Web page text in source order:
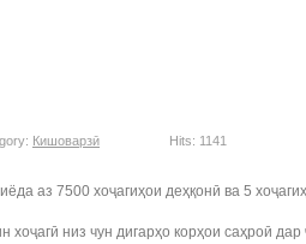
Кишоварзӣ Hits: 1141
аз 7500 хоҷагиҳои деҳқонӣ ва 5
низ чун дигарҳо корҳои саҳроӣ